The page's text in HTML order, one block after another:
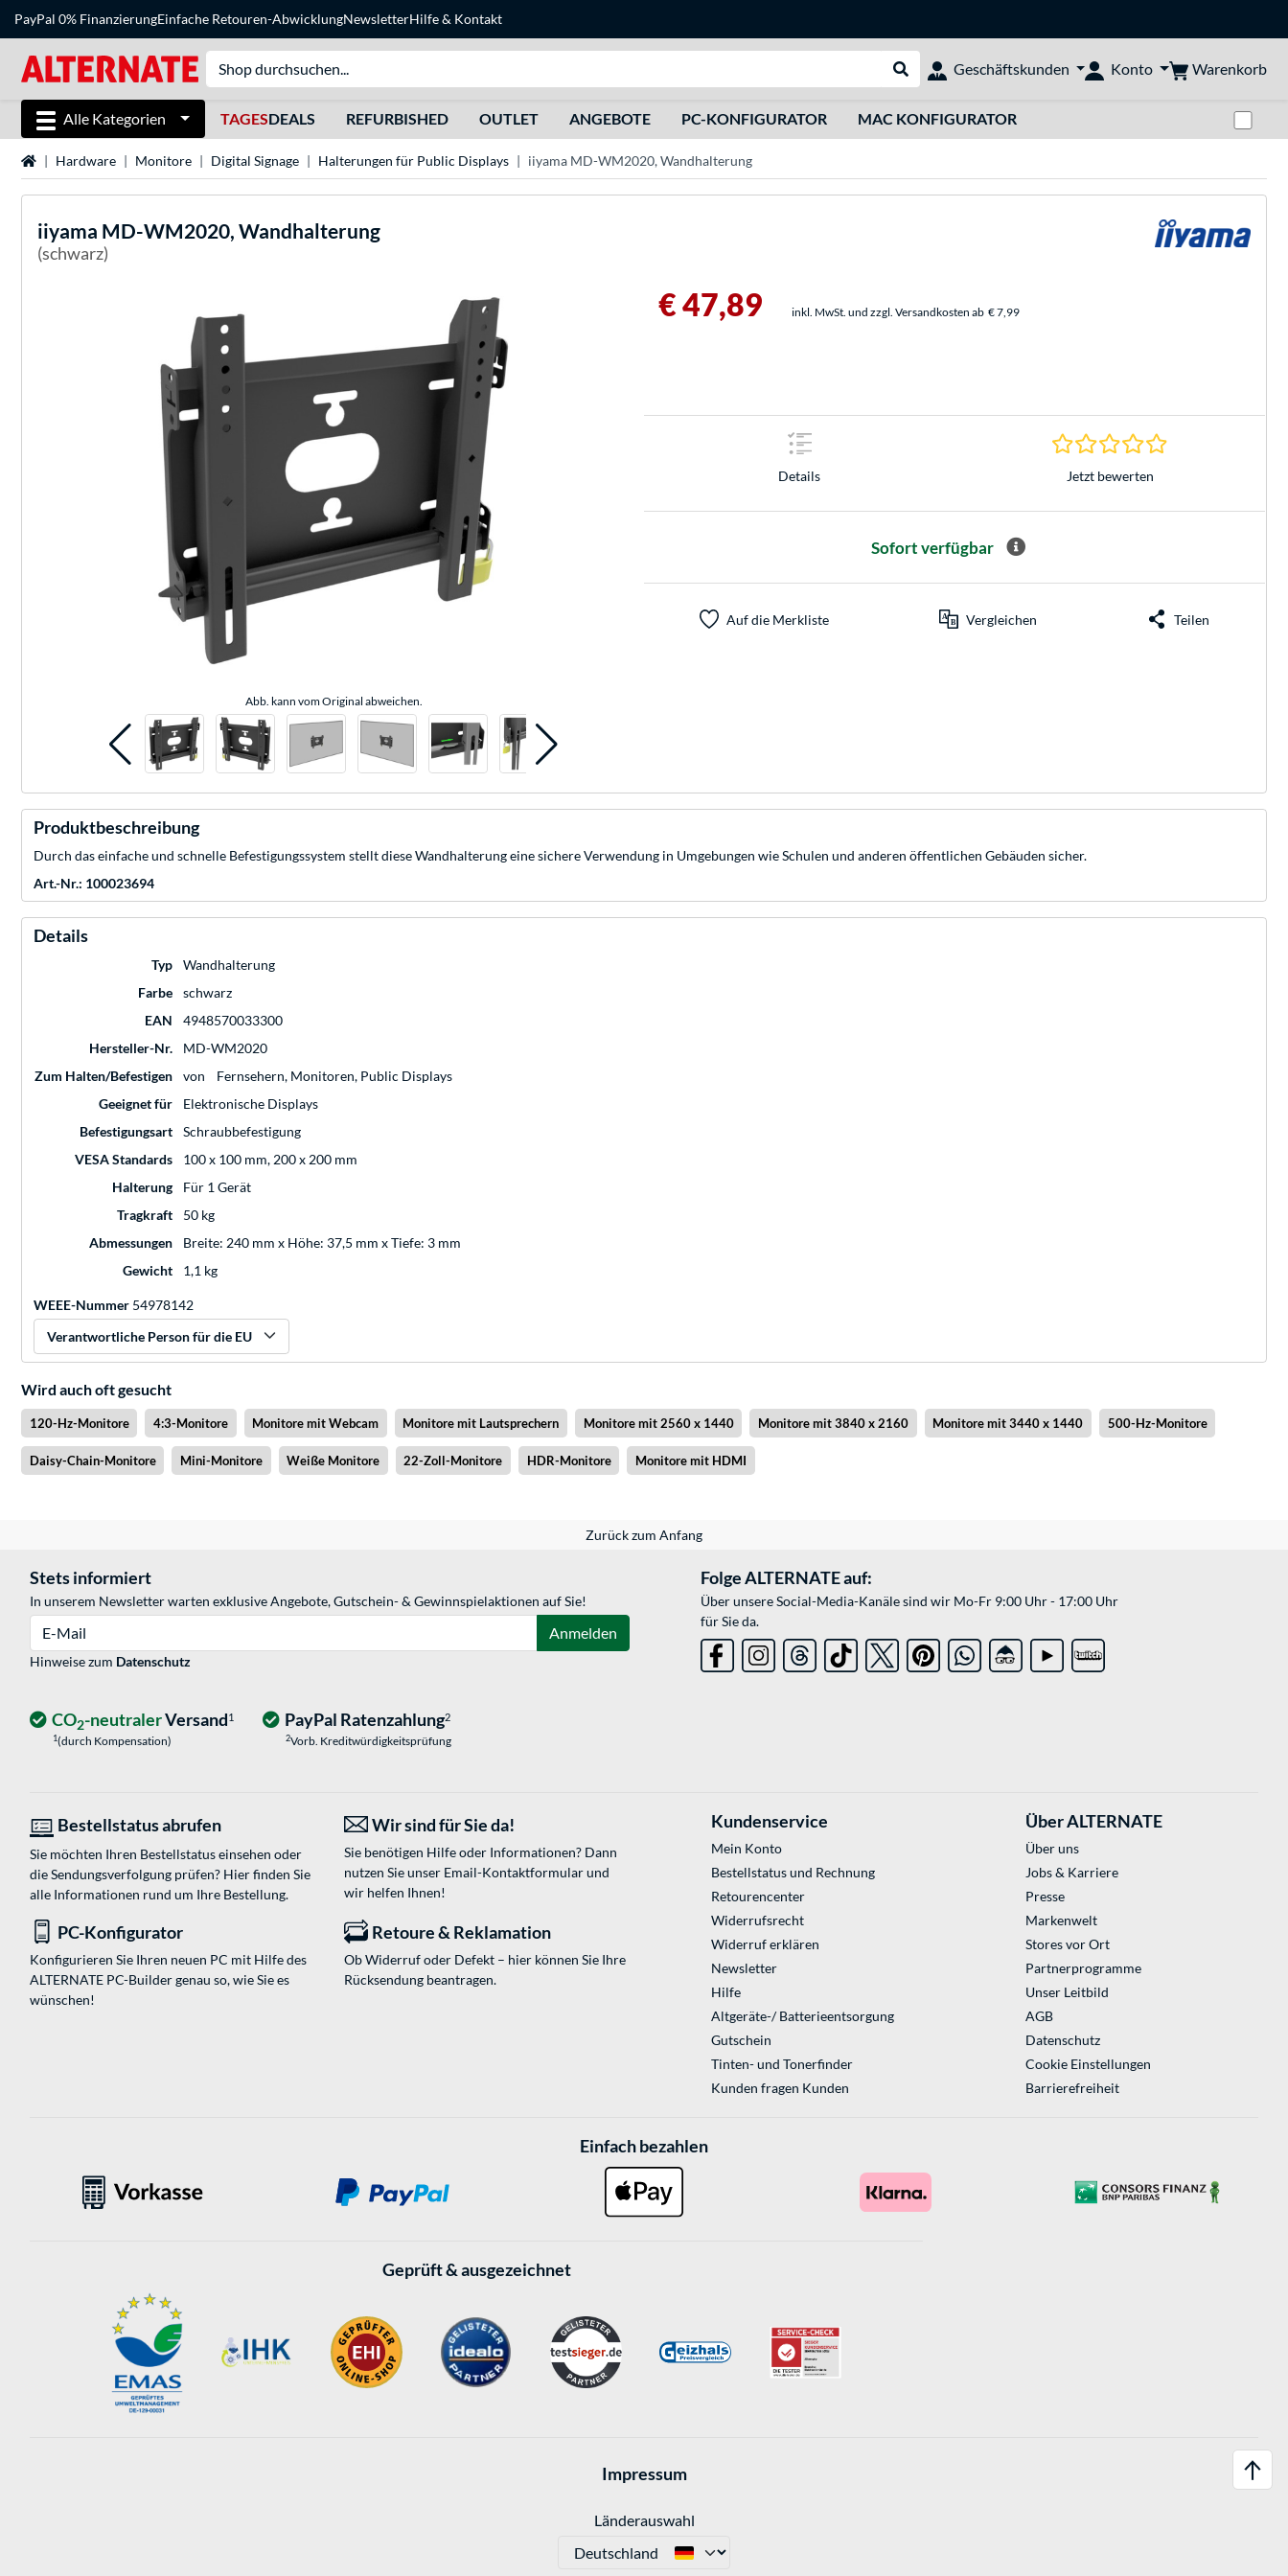
PayPal 0% FinanzierungEinfache Retouren-AbwicklungNewsletterHilfe& Kontakt
Suche durchführen
Geschäftskunden Konto Warenkorb
Alle Kategorien TAGESDEALS REFURBISHED OUTLET ANGEBOTE PC-KONFIGURATOR MAC KONFIGURATOR
StartseiteHardware Monitore Digital Signage Halterungen für Public Displays iiyama MD-WM2020, Wandhalterung
iiyama MD-WM2020, Wandhalterung
(schwarz)
Abb. kann vom Original abweichen.
€ 47,89 inkl. MwSt. und zzgl. Versandkosten ab € 7,99
Details
0.0 Sterne bei 0
Jetzt bewerten
Sofort verfügbar
Auf die Merkliste Vergleichen Teilen
Produktbeschreibung
Durch das einfache und schnelle Befestigungssystem stellt diese Wandhalterung eine sichere Verwendung in Umgebungen wie Schulen und anderen öffentlichen Gebäuden sicher.
Art.-Nr.: 100023694
Details
Typ
Wandhalterung
Farbe
schwarz
EAN
4948570033300
Hersteller-Nr.
MD-WM2020
Zum Halten/Befestigen
von
Fernsehern, Monitoren, Public Displays
Geeignet für
Elektronische Displays
Befestigungsart
Schraubbefestigung
VESA Standards
100 x 100 mm, 200 x 200 mm
Halterung
Für 1 Gerät
Tragkraft
50 kg
Abmessungen
Breite: 240 mm x Höhe: 37,5 mm x Tiefe: 3 mm
Gewicht
1,1 kg
WEEE-Nummer 54978142
Verantwortliche Person für die EU
Wird auch oft gesucht
120-Hz-Monitore 4:3-Monitore Monitore mit Webcam Monitore mit Lautsprechern Monitore mit 2560 x 1440 Monitore mit 3840 x 2160 Monitore mit 3440 x 1440 500-Hz-Monitore
Daisy-Chain-Monitore Mini-Monitore Weiße Monitore 22-Zoll-Monitore HDR-Monitore Monitore mit HDMI
Zurück zum Anfang
Stets informiert
In unserem Newsletter warten exklusive Angebote, Gutschein- & Gewinnspielaktionen auf Sie!
Anmelden
Hinweise zum Datenschutz
Folge ALTERNATE auf:
Über unsere Social-Media-Kanäle sind wir Mo-Fr 9:00 Uhr - 17:00 Uhr
für Sie da.
CO2-neutralerVersand1
1(durch Kompensation)
PayPal Ratenzahlung2
2Vorb. Kreditwürdigkeitsprüfung
Bestellstatus abrufen
Sie möchten Ihren Bestellstatus einsehen oder
die Sendungsverfolgung prüfen? Hier finden Sie
alle Informationen rund um Ihre Bestellung.
Wir sind für Sie da!
Sie benötigen Hilfe oder Informationen? Dann
nutzen Sie unser Email-Kontaktformularund
wir helfen Ihnen!
PC-Konfigurator
Konfigurieren Sie Ihren neuen PC mit Hilfe des
ALTERNATE PC-Builder genau so, wie Sie es
wünschen!
Retoure & Reklamation
Ob Widerruf oder Defekt – hier können Sie Ihre
Rücksendung beantragen.
Kundenservice
Mein Konto
Bestellstatus und Rechnung
Retourencenter
Widerrufsrecht
Widerruf erklären
Newsletter
Hilfe
Altgeräte-/ Batterieentsorgung
Gutschein
Tinten- und Tonerfinder
Kunden fragen Kunden
Über ALTERNATE
Über uns
Jobs & Karriere
Presse
Markenwelt
Stores vor Ort
Partnerprogramme
Unser Leitbild
AGB
Datenschutz
Cookie Einstellungen
Barrierefreiheit
Einfach bezahlen
Geprüft & ausgezeichnet
Impressum
Länderauswahl